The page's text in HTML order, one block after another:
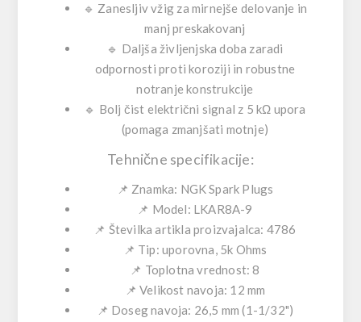
🔹 Zanesljiv vžig za mirnejše delovanje in
manj preskakovanj
🔹 Daljša življenjska doba zaradi
odpornosti proti koroziji in robustne
notranje konstrukcije
🔹 Bolj čist električni signal z 5 kΩ upora
(pomaga zmanjšati motnje)
Tehnične specifikacije:
📌 Znamka: NGK Spark Plugs
📌 Model: LKAR8A-9
📌 Številka artikla proizvajalca: 4786
📌 Tip: uporovna, 5k Ohms
📌 Toplotna vrednost: 8
📌 Velikost navoja: 12 mm
📌 Doseg navoja: 26,5 mm (1-1/32")